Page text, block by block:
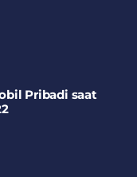
Pribadi saat